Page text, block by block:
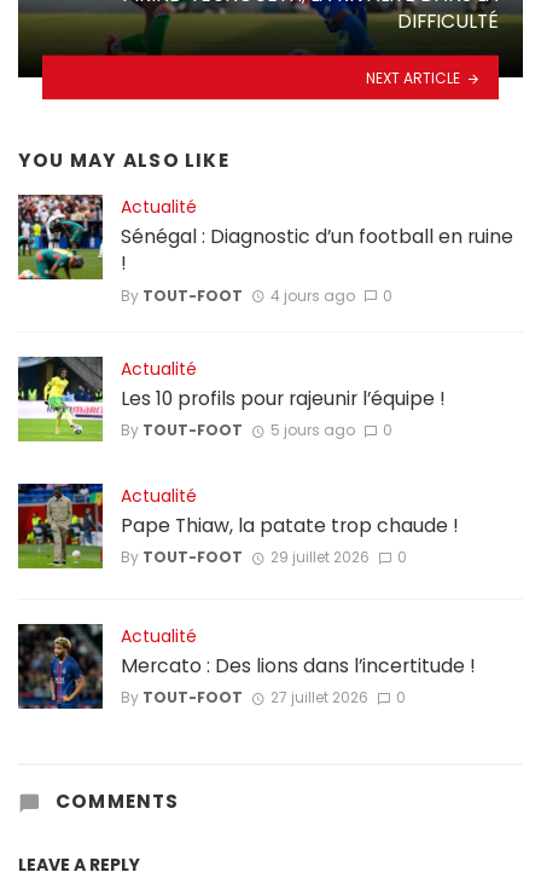
DIFFICULTÉ
NEXT ARTICLE
YOU MAY ALSO LIKE
Actualité
Sénégal : Diagnostic d’un football en ruine
!
By TOUT-FOOT 4 jours ago 0
Actualité
Les 10 profils pour rajeunir l’équipe !
By TOUT-FOOT 5 jours ago 0
Actualité
Pape Thiaw, la patate trop chaude !
By TOUT-FOOT 29 juillet 2026 0
Actualité
Mercato : Des lions dans l’incertitude !
By TOUT-FOOT 27 juillet 2026 0
COMMENTS
LEAVE A REPLY